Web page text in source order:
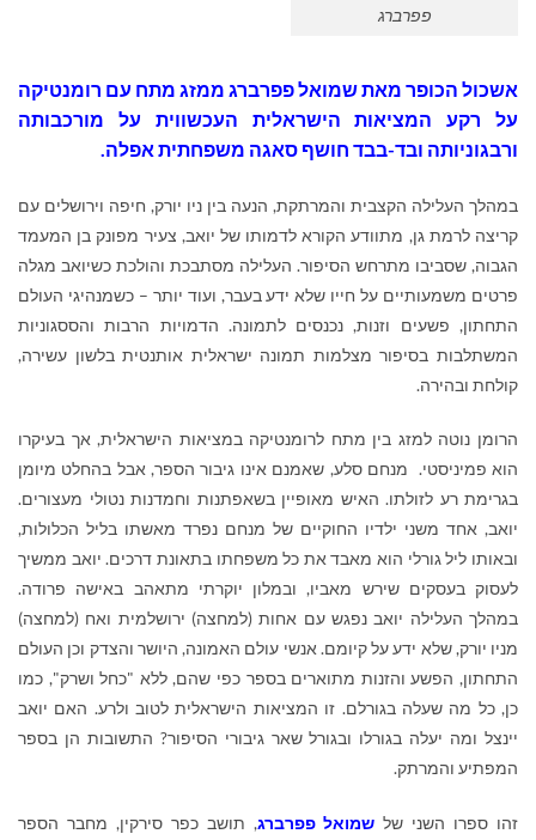
פפרברג
אשכול הכופר מאת שמואל פפרברג ממזג מתח עם רומנטיקה
על רקע המציאות הישראלית העכשווית על מורכבותה
ורבגוניותה ובד-בבד חושף סאגה משפחתית אפלה.
במהלך העלילה הקצבית והמרתקת, הנעה בין ניו יורק, חיפה וירושלים עם
קריצה לרמת גן, מתוודע הקורא לדמותו של יואב, צעיר מפונק בן המעמד
הגבוה, שסביבו מתרחש הסיפור. העלילה מסתבכת והולכת כשיואב מגלה
פרטים משמעותיים על חייו שלא ידע בעבר, ועוד יותר – כשמנהיגי העולם
התחתון, פשעים וזנות, נכנסים לתמונה. הדמויות הרבות והססגוניות
המשתלבות בסיפור מצלמות תמונה ישראלית אותנטית בלשון עשירה,
קולחת ובהירה.
הרומן נוטה למזג בין מתח לרומנטיקה במציאות הישראלית, אך בעיקרו
הוא פמיניסטי. מנחם סלע, שאמנם אינו גיבור הספר, אבל בהחלט מיומן
בגרימת רע לזולתו. האיש מאופיין בשאפתנות וחמדנות נטולי מעצורים.
יואב, אחד משני ילדיו החוקיים של מנחם נפרד מאשתו בליל הכלולות,
ובאותו ליל גורלי הוא מאבד את כל משפחתו בתאונת דרכים. יואב ממשיך
לעסוק בעסקים שירש מאביו, ובמלון יוקרתי מתאהב באישה פרודה.
במהלך העלילה יואב נפגש עם אחות (למחצה) ירושלמית ואח (למחצה)
מניו יורק, שלא ידע על קיומם. אנשי עולם האמונה, היושר והצדק וכן העולם
התחתון, הפשע והזנות מתוארים בספר כפי שהם, ללא "כחל ושרק", כמו
כן, כל מה שעלה בגורלם. זו המציאות הישראלית לטוב ולרע. האם יואב
יינצל ומה יעלה בגורלו ובגורל שאר גיבורי הסיפור? התשובות הן בספר
המפתיע והמרתק.
זהו ספרו השני של שמואל פפרברג, תושב כפר סירקין, מחבר הספר